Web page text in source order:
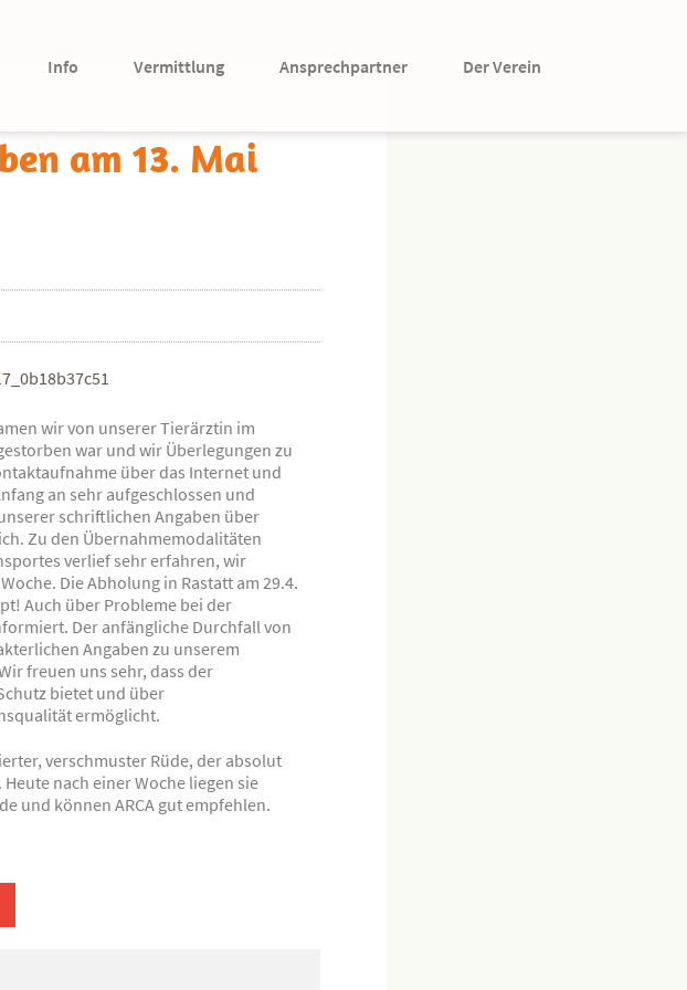
Info Vermittlung Ansprechpartner Der Verein
am 13. Mai
wir von unserer Tierärztin im
war und wir Überlegungen zu
über das Internet und
an sehr aufgeschlossen und
schriftlichen Angaben über
Zu den Übernahmemodalitäten
verlief sehr erfahren, wir
Die Abholung in Rastatt am 29.4.
Auch über Probleme bei der
Der anfängliche Durchfall von
Angaben zu unserem
freuen uns sehr, dass der
bietet und über
ermöglicht.
verschmuster Rüde, der absolut
nach einer Woche liegen sie
und können ARCA gut empfehlen.